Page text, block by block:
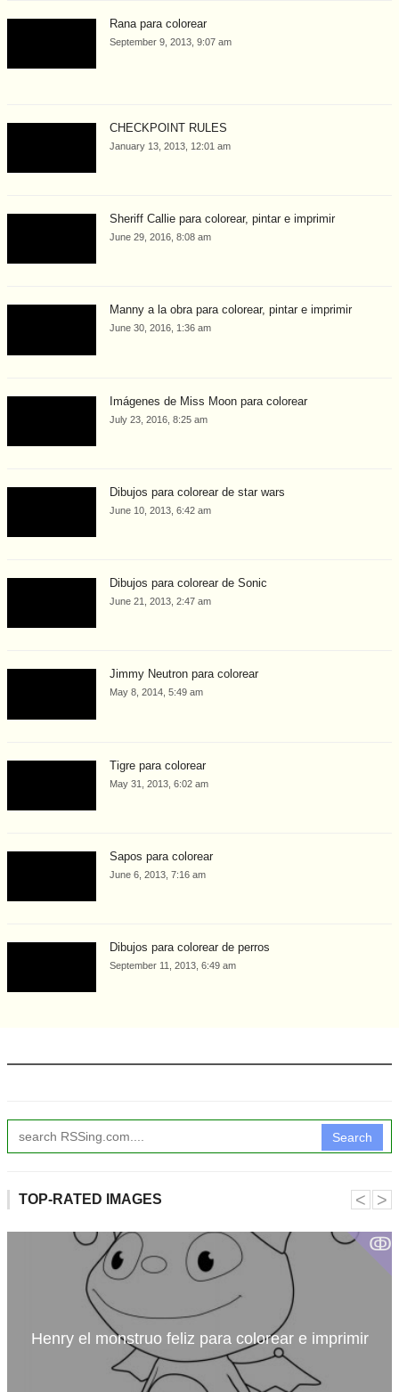
Rana para colorear
September 9, 2013, 9:07 am
CHECKPOINT RULES
January 13, 2013, 12:01 am
Sheriff Callie para colorear, pintar e imprimir
June 29, 2016, 8:08 am
Manny a la obra para colorear, pintar e imprimir
June 30, 2016, 1:36 am
Imágenes de Miss Moon para colorear
July 23, 2016, 8:25 am
Dibujos para colorear de star wars
June 10, 2013, 6:42 am
Dibujos para colorear de Sonic
June 21, 2013, 2:47 am
Jimmy Neutron para colorear
May 8, 2014, 5:49 am
Tigre para colorear
May 31, 2013, 6:02 am
Sapos para colorear
June 6, 2013, 7:16 am
Dibujos para colorear de perros
September 11, 2013, 6:49 am
Search
TOP-RATED IMAGES
ↂ
Henry el monstruo feliz para colorear e imprimir
˂ ˃